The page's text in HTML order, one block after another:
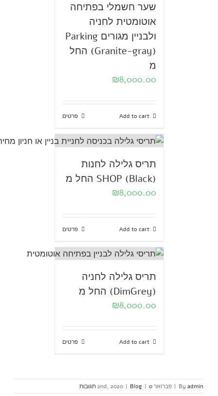
שער חשמלי בפתיחה
אוטומטית לחניה
ולבניין מגורים Parking
(Granite-gray) החל
מ
₪8,000.00
Add to cart פרטים
תריס גלילה לחנות
SHOP (Black) החל מ
₪8,000.00
Add to cart פרטים
תריס גלילה לחניה
(DimGrey) החל מ
₪8,000.00
Add to cart פרטים
By admin
| פברואר 2nd, 2020 | Blog | 0 תגובות